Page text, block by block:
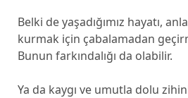
Belki de yaşadığımız hayatı,
kurmak için çabalamadan
Bunun farkındalığı da olabilir.
Ya da kaygı ve umutla dolu